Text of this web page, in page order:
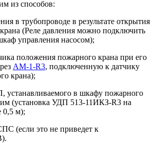
из способов:
в трубопроводе в результате открытия
(Реле давления можно подключить
управления насосом);
положения пожарного крана при его
АМ-1-R3, подключенную к датчику
крана);
устанавливаемого в шкафу пожарного
(установка УДП 513-11ИКЗ-R3 на
0,5 м);
(если это не приведет к